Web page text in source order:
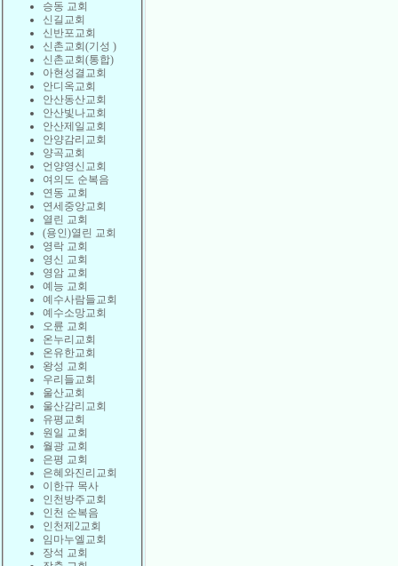
승동 교회
신길교회
신반포교회
신촌교회(기성 )
신촌교회(통합)
아현성결교회
안디옥교회
안산동산교회
안산빛나교회
안산제일교회
안양감리교회
양곡교회
언양영신교회
여의도 순복음
연동 교회
연세중앙교회
열린 교회
(용인)열린 교회
영락 교회
영신 교회
영암 교회
예능 교회
예수사람들교회
예수소망교회
오륜 교회
온누리교회
온유한교회
왕성 교회
우리들교회
울산교회
울산감리교회
유평교회
원일 교회
월광 교회
은평 교회
은혜와진리교회
이한규 목사
인천방주교회
인천 순복음
인천제2교회
임마누엘교회
장석 교회